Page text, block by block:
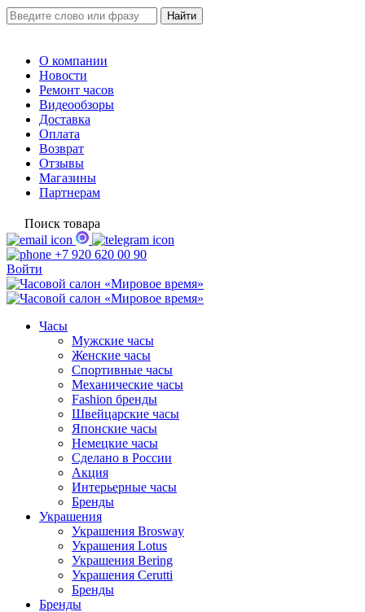
О компании
Новости
Ремонт часов
Видеообзоры
Доставка
Оплата
Возврат
Отзывы
Магазины
Партнерам
Поиск товара
+7 920 620 00 90
Войти
Часы
Мужские часы
Женские часы
Спортивные часы
Механические часы
Fashion бренды
Швейцарские часы
Японские часы
Немецкие часы
Сделано в России
Акция
Интерьерные часы
Бренды
Украшения
Украшения Brosway
Украшения Lotus
Украшения Bering
Украшения Cerutti
Бренды
Бренды